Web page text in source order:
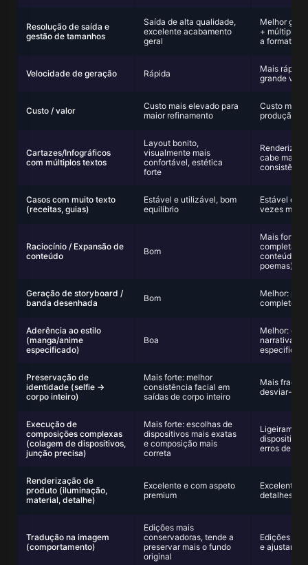
Resolução de saída e
gestão de tamanhos
Saída de alta qualidade,
excelente acabamento
geral
Melhor
+ múltiplos
a formatos
Velocidade de geração Rápida
Mais rápida
grande
Custo / valor
Custo mais elevado para
maior refinamento
Custo mais
produção
Cartazes/Infográficos
com múltiplos textos
Layout bonito,
visualmente mais
confortável, estética
forte
cabe mais
consistência
Casos com muito texto
(receitas, guias)
Estável e utilizável, bom
equilíbrio
Estável e
vezes mais
Raciocínio / Expansão de
conteúdo
Bom
Mais forte:
completa e
conteúdo
poemas)
Geração de storyboard /
banda desenhada
Bom
Melhor:
completo,
Aderência ao estilo
(manga/anime
especificado)
Boa
Melhor:
narrativa
Preservação de
identidade (selfie →
corpo inteiro)
Mais forte: melhor
consistência facial em
saídas de corpo inteiro
Mais fraca:
desviar-se
Execução de
composições complexas
(colagem de dispositivos,
junção precisa)
Mais forte: escolhas de
dispositivos mais exatas
e composição mais
correta
dispositivos
erros de
Renderização de
produto (iluminação,
material, detalhe)
Excelente e com aspeto
premium
Excelente;
detalhes
Tradução na imagem
(comportamento)
Edições mais
conservadoras, tende a
preservar mais o fundo
original
Edições
e ajustar o